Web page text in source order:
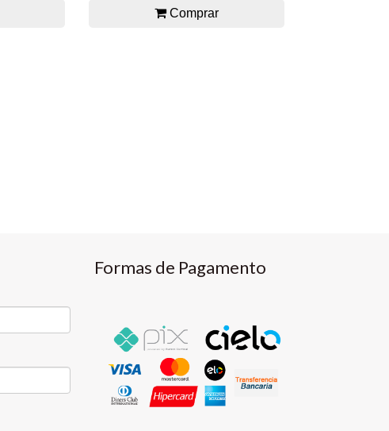
Comprar
Formas de Pagamento